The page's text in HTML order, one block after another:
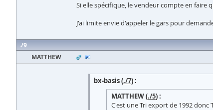
Si elle spécifique, le vendeur compte en faire
J'ai limite envie d'appeler le gars pour
9
MATTHEW
bx-basis (./7) :
MATTHEW (./5) :
C'est une Tri export de 1992 donc